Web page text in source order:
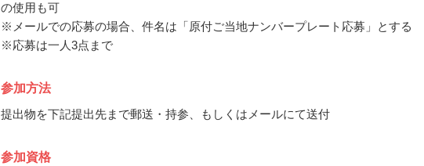
の使用も可
※メールでの応募の場合、件名は「原付ご当地ナンバープレート応募」とする
※応募は一人3点まで
参加方法
提出物を下記提出先まで郵送・持参、もしくはメールにて送付
参加資格